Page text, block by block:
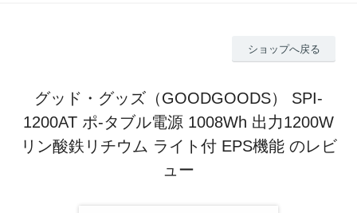
ショップへ戻る
グッド・グッズ（GOODGOODS） SPI-
1200AT ポ-タブル電源 1008Wh 出力1200W
リン酸鉄リチウム ライト付 EPS機能 のレビ
ュー